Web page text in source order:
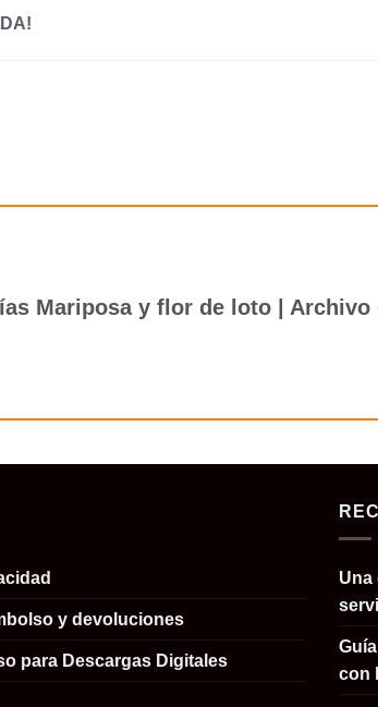
Mariposa y flor de loto | Archivo
y devoluciones
para Descargas Digitales
Una
con